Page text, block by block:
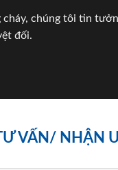
chúng tôi tin
đối.
VẤN/ NHẬN